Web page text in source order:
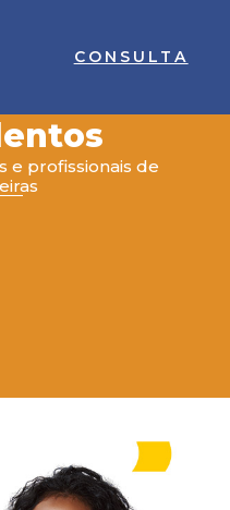
CONSULTA
e profissionais de